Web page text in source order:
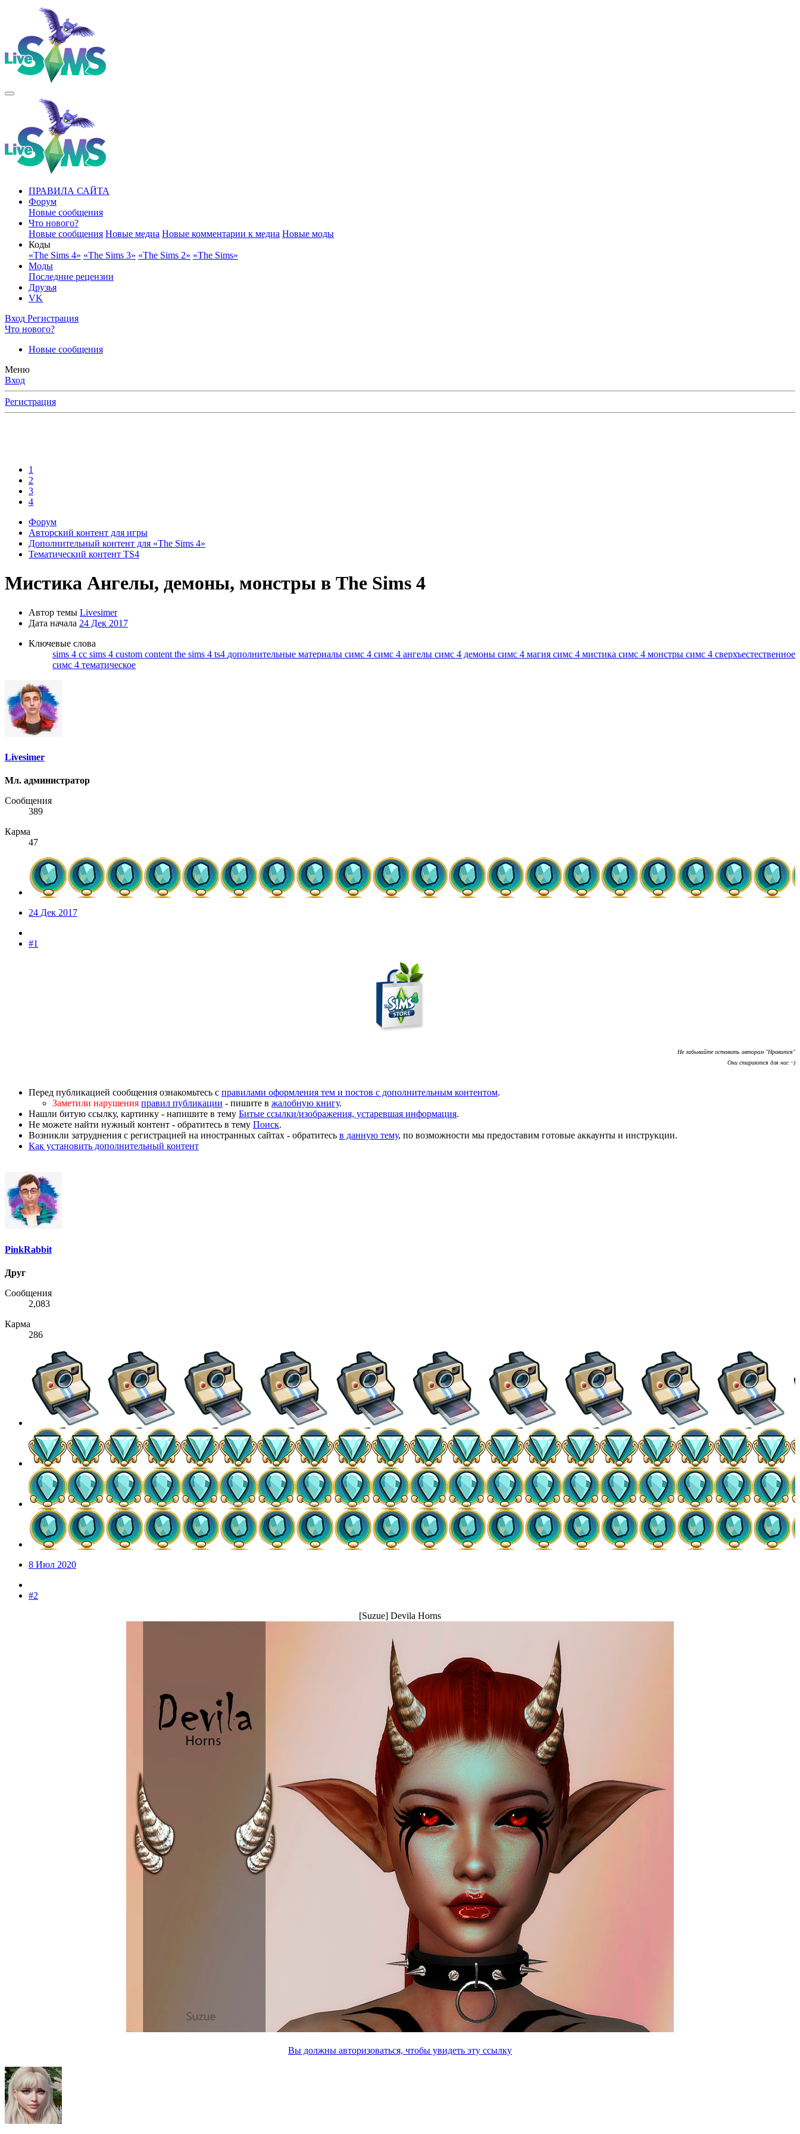
ПРАВИЛА САЙТА
Форум
Новые сообщения
Что нового?
Новые сообщения Новые медиа Новые комментарии к медиа Новые моды
Коды
«The Sims 4» «The Sims 3» «The Sims 2» «The Sims»
Моды
Последние рецензии
Друзья
VK
Вход Регистрация
Что нового?
Новые сообщения
Меню
Вход
Регистрация
1
2
3
4
Форум
Авторский контент для игры
Дополнительный контент для «The Sims 4»
Тематический контент TS4
Мистика Ангелы, демоны, монстры в The Sims 4
Автор темы Livesimer
Дата начала 24 Дек 2017
Ключевые слова
sims 4 cc sims 4 custom content the sims 4 ts4 дополнительные материалы симс 4 симс 4 ангелы симс 4 демоны симс 4 магия симс 4 мистика симс 4 монстры симс 4 сверхъестественное
симс 4 тематическое
Livesimer
Мл. администратор
Сообщения
389
Карма
47
24 Дек 2017
#1
Не забывайте оставить авторам "Нравится"
Они стараются для нас ~)
Перед публикацией сообщения ознакомьтесь с правилами оформления тем и постов с дополнительным контентом.
Заметили нарушения правил публикации - пишите в жалобную книгу.
Нашли битую ссылку, картинку - напишите в тему Битые ссылки/изображения, устаревшая информация.
Не можете найти нужный контент - обратитесь в тему Поиск.
Возникли затруднения с регистрацией на иностранных сайтах - обратитесь в данную тему, по возможности мы предоставим готовые аккаунты и инструкции.
Как установить дополнительный контент
PinkRabbit
Друг
Сообщения
2,083
Карма
286
8 Июл 2020
#2
[Suzue] Devila Horns
Вы должны авторизоваться, чтобы увидеть эту ссылку